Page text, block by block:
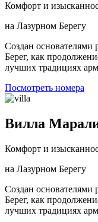
Комфорт и
на Лазурном Берегу
Создан основателями
Берег, как
лучших традициях
Посмотреть номера
Вилла
Комфорт и
на Лазурном Берегу
Создан основателями
Берег, как
лучших традициях